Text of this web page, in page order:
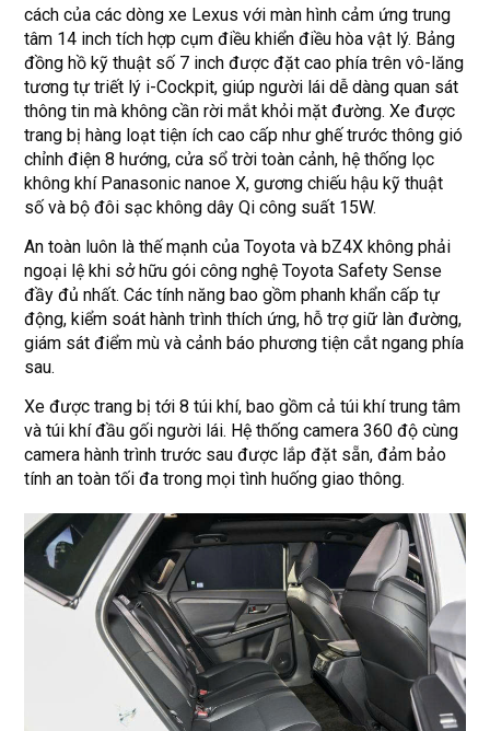
cách của các dòng xe Lexus với màn hình cảm ứng trung
tâm 14 inch tích hợp cụm điều khiển điều hòa vật lý. Bảng
đồng hồ kỹ thuật số 7 inch được đặt cao phía trên vô-lăng
tương tự triết lý i-Cockpit, giúp người lái dễ dàng quan sát
thông tin mà không cần rời mắt khỏi mặt đường. Xe được
trang bị hàng loạt tiện ích cao cấp như ghế trước thông gió
chỉnh điện 8 hướng, cửa sổ trời toàn cảnh, hệ thống lọc
không khí Panasonic nanoe X, gương chiếu hậu kỹ thuật
số và bộ đôi sạc không dây Qi công suất 15W.
An toàn luôn là thế mạnh của Toyota và bZ4X không phải
ngoại lệ khi sở hữu gói công nghệ Toyota Safety Sense
đầy đủ nhất. Các tính năng bao gồm phanh khẩn cấp tự
động, kiểm soát hành trình thích ứng, hỗ trợ giữ làn đường,
giám sát điểm mù và cảnh báo phương tiện cắt ngang phía
sau.
Xe được trang bị tới 8 túi khí, bao gồm cả túi khí trung tâm
và túi khí đầu gối người lái. Hệ thống camera 360 độ cùng
camera hành trình trước sau được lắp đặt sẵn, đảm bảo
tính an toàn tối đa trong mọi tình huống giao thông.